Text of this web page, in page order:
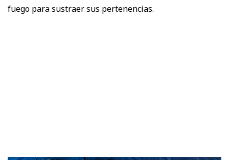
fuego para sustraer sus pertenencias.